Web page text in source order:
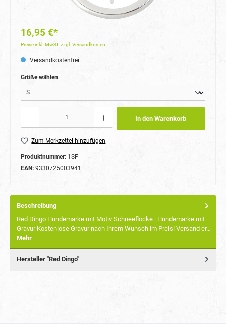
16,95 €*
Preise inkl. MwSt. zzgl. Versandkosten
Versandkostenfrei
Größe wählen
Produkt Anzahl: Gib den gewünschten Wert ein oder benutze die Schaltflächen um die
In den Warenkorb
Zum Merkzettel hinzufügen
Produktnummer: 1SF
EAN: 9330725003941
Beschreibung
Red Dingo Hundemarke mit Motiv Schneeflocke | Hundemarke mit
Gravur Kostenlose Gravur nach Ihrem Wunsch im Preis! Versand er…
Mehr
Hersteller "Red Dingo"